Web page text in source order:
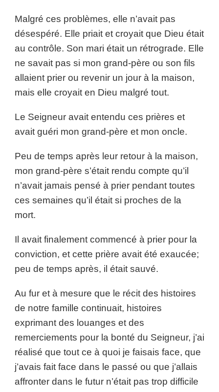
Malgré ces problèmes, elle n’avait pas
désespéré. Elle priait et croyait que Dieu était
au contrôle. Son mari était un rétrograde. Elle
ne savait pas si mon grand-père ou son fils
allaient prier ou revenir un jour à la maison,
mais elle croyait en Dieu malgré tout.
Le Seigneur avait entendu ces prières et
avait guéri mon grand-père et mon oncle.
Peu de temps après leur retour à la maison,
mon grand-père s’était rendu compte qu’il
n’avait jamais pensé à prier pendant toutes
ces semaines qu’il était si proches de la
mort.
Il avait finalement commencé à prier pour la
conviction, et cette prière avait été exaucée;
peu de temps après, il était sauvé.
Au fur et à mesure que le récit des histoires
de notre famille continuait, histoires
exprimant des louanges et des
remerciements pour la bonté du Seigneur, j’ai
réalisé que tout ce à quoi je faisais face, que
j’avais fait face dans le passé ou que j’allais
affronter dans le futur n’était pas trop difficile